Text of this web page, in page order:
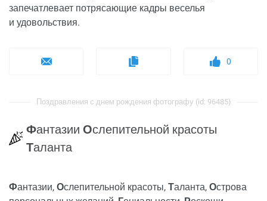
запечатлевает потрясающие кадры веселья
и удовольствия.
0
Поздравления с днем рождения фотографу (id: 96485)
ФантазииОслепительной красоты
Таланта
Фантазии, Ослепительной красоты, Таланта, Острова